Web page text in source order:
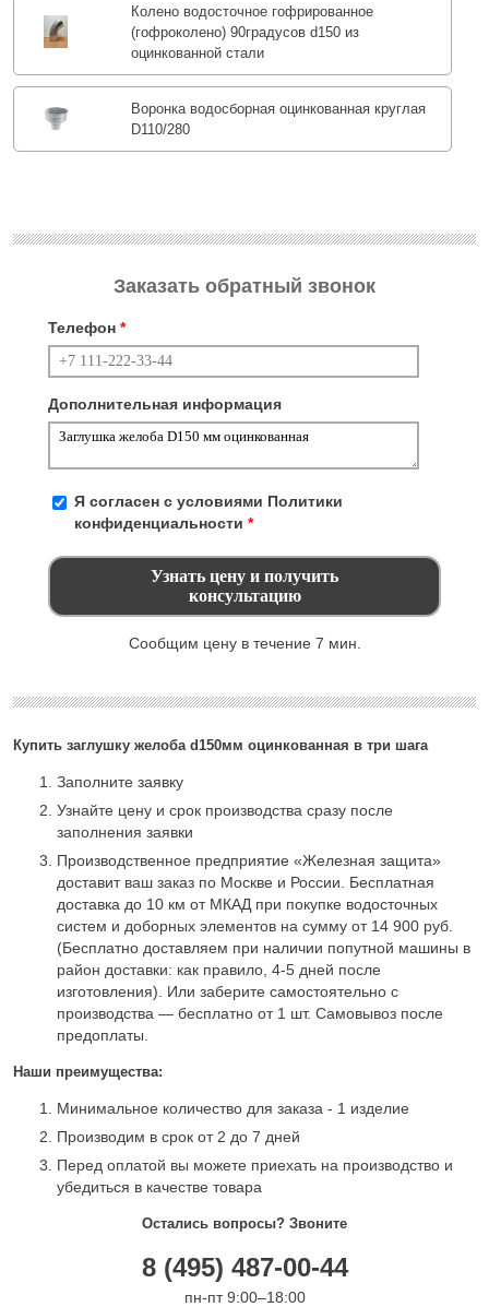
Колено водосточное гофрированное
(гофроколено) 90градусов d150 из
оцинкованной стали
Воронка водосборная оцинкованная круглая
D110/280
Купить заглушку желоба d150мм оцинкованная в три шага
Заполните заявку
Узнайте цену и срок производства сразу после
заполнения заявки
Производственное предприятие «Железная защита»
доставит ваш заказ по Москве и России. Бесплатная
доставка до 10 км от МКАД при покупке водосточных
систем и доборных элементов на сумму от 14 900 руб.
(Бесплатно доставляем при наличии попутной машины в
район доставки: как правило, 4-5 дней после
изготовления). Или заберите самостоятельно с
производства — бесплатно от 1 шт. Самовывоз после
предоплаты.
Наши преимущества:
Минимальное количество для заказа - 1 изделие
Производим в срок от 2 до 7 дней
Перед оплатой вы можете приехать на производство и
убедиться в качестве товара
Заказать обратный звонок
Телефон *
Дополнительная информация
Я согласен с условиями Политики
конфиденциальности *
Сообщим цену в течение 7 мин.
Остались вопросы? Звоните
8 (495) 487-00-44
пн-пт 9:00–18:00